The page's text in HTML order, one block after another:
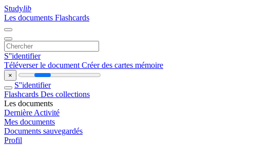
Studylib
Les documents Flashcards
S''identifier
Téléverser le document Créer des cartes mémoire
×
S''identifier
Flashcards Des collections
Les documents
Dernière Activité
Mes documents
Documents sauvegardés
Profil